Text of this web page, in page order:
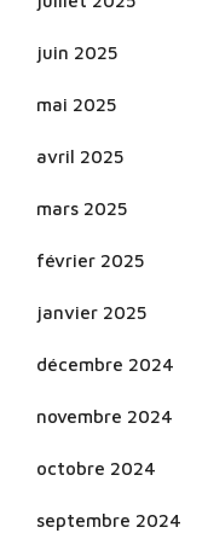
juin 2025
mai 2025
avril 2025
mars 2025
février 2025
janvier 2025
décembre 2024
novembre 2024
octobre 2024
septembre 2024